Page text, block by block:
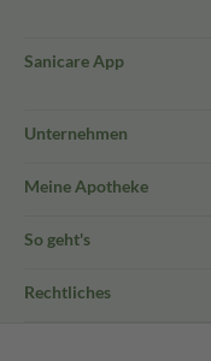
Sanicare App
Unternehmen
Meine Apotheke
So geht's
Rechtliches